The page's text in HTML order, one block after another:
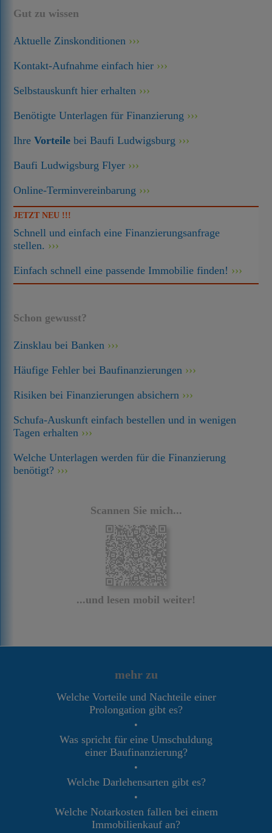
Gut zu wissen
Aktuelle Zinskonditionen
Kontakt-Aufnahme einfach hier
Selbstauskunft hier erhalten
Benötigte Unterlagen für Finanzierung
IhreVorteile bei Baufi Ludwigsburg
Baufi Ludwigsburg Flyer
Online-Terminvereinbarung
JETZT NEU !!!
Schnell und einfach eine Finanzierungsanfrage
stellen.
Einfach schnell eine passende Immobilie finden!
Schon gewusst?
Zinsklau bei Banken
Häufige Fehler bei Baufinanzierungen
Risiken bei Finanzierungen absichern
Schufa-Auskunft einfach bestellen und in wenigen
Tagen erhalten
Welche Unterlagen werden für die Finanzierung
benötigt?
Scannen Sie mich...
...und lesen mobil weiter!
mehr zu
Welche Vorteile und Nachteile einer
Prolongation gibt es?
•
Was spricht für eine Umschuldung
einer Baufinanzierung?
•
Welche Darlehensarten gibt es?
•
Welche Notarkosten fallen bei einem
Immobilienkauf an?